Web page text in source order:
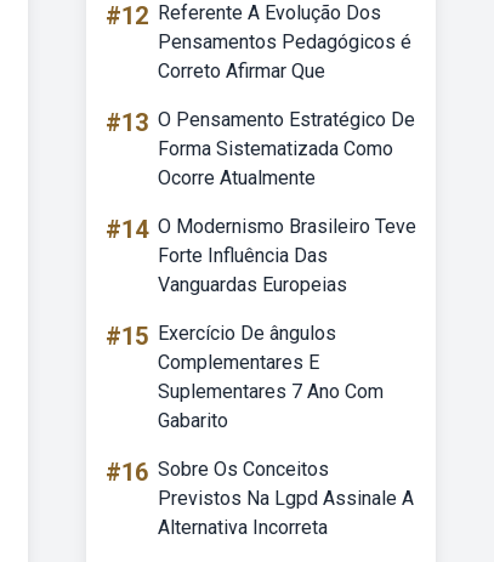
#12 Referente A Evolução Dos
Pensamentos Pedagógicos é
Correto Afirmar Que
#13 O Pensamento Estratégico De
Forma Sistematizada Como
Ocorre Atualmente
#14 O Modernismo Brasileiro Teve
Forte Influência Das
Vanguardas Europeias
#15 Exercício De ângulos
Complementares E
Suplementares 7 Ano Com
Gabarito
#16 Sobre Os Conceitos
Previstos Na Lgpd Assinale A
Alternativa Incorreta